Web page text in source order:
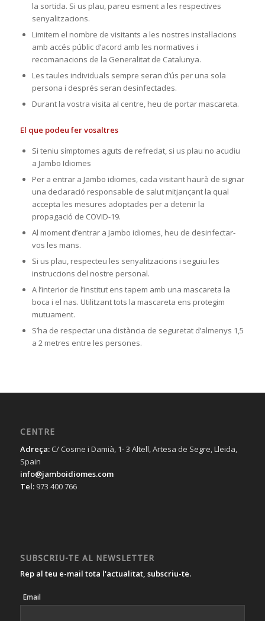
la sortida. Si us plau, pareu esment a les respectives
senyalitzacions.
Limitem el nombre de visitants a les nostres instal·lacions
amb accés públic d’acord amb les normatives i
recomanacions de la Generalitat de Catalunya.
Les taules individuals sempre seran d’ús per una sola
persona i després seran desinfectades.
Durant la vostra visita al centre, heu de portar mascareta.
El que podeu fer vosaltres
Si teniu símptomes aguts de refredat, si us plau no acudiu
a Jambo Idiomes
Per a entrar a Jambo idiomes, cada visitant haurà de signar
una declaració responsable de salut mitjançant la qual
accepta les mesures adoptades per a detenir la
propagació de COVID-19.
Al moment d’entrar a Jambo idiomes, heu de desinfectar-
vos les mans.
Si us plau, respecteu les senyalitzacions i seguiu les
instruccions del nostre personal.
A l’interior de l’institut ens tapem amb una mascareta la
boca i el nas. Utilitzant tots la mascareta ens protegim
mutuament.
S’ha de respectar una distància de seguretat d’almenys 1,5
a 2 metres entre les persones.
CENTRE
Adreça: C/ Cosme i Damià, 1- 3 Altell, Artesa de Segre, Lleida,
Spain
info@jamboidiomes.com
Tel: 973 400 766
SUBSCRIU-TE AL NEWSLETTER
Rep al teu e-mail tota l'actualitat, subscriu-te.
Email